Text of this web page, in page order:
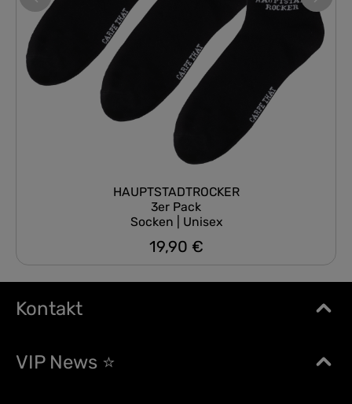
HAUPTSTADTROCKER
3er Pack
Socken | Unisex
Regulärer Preis:
19,90 €
Kontakt
VIP News ⭐